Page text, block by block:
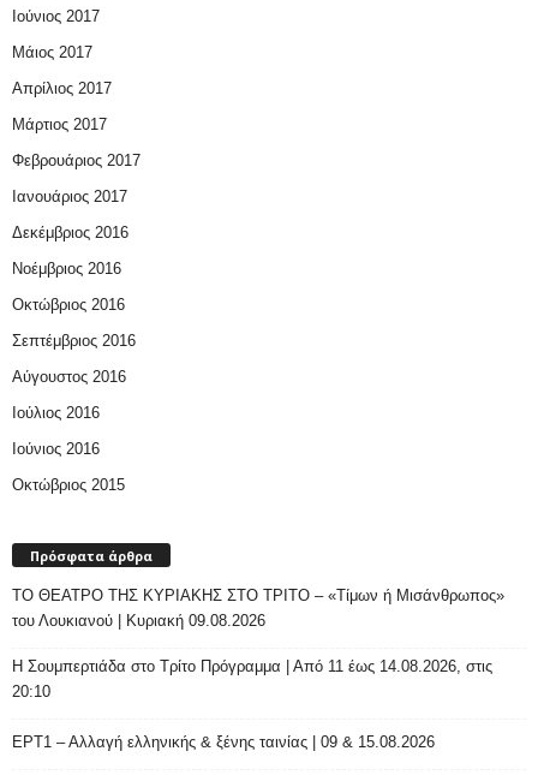
Ιούνιος 2017
Μάιος 2017
Απρίλιος 2017
Μάρτιος 2017
Φεβρουάριος 2017
Ιανουάριος 2017
Δεκέμβριος 2016
Νοέμβριος 2016
Οκτώβριος 2016
Σεπτέμβριος 2016
Αύγουστος 2016
Ιούλιος 2016
Ιούνιος 2016
Οκτώβριος 2015
Πρόσφατα άρθρα
ΤΟ ΘΕΑΤΡΟ ΤΗΣ ΚΥΡΙΑΚΗΣ ΣΤΟ ΤΡΙΤΟ – «Τίμων ή Μισάνθρωπος»
του Λουκιανού | Κυριακή 09.08.2026
H Σουμπερτιάδα στο Τρίτο Πρόγραμμα | Από 11 έως 14.08.2026, στις
20:10
ΕΡΤ1 – Αλλαγή ελληνικής & ξένης ταινίας | 09 & 15.08.2026